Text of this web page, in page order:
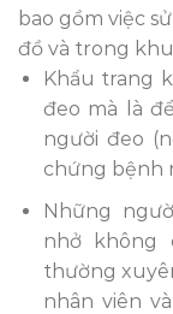
bao gồm việc
đồ và trong
Khẩu trang
đeo mà là
người đeo
chứng bệnh
Những
nhở không
thường
nhân viên